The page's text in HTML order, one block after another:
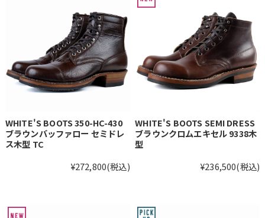
WHITE'S BOOTS 350-HC-430
ブラウンバッファロー セミドレ
ス木型 TC
¥272,800(税込)
WHITE'S BOOTS SEMI DRESS
ブラウンクロムエキセル 9338木
型
¥236,500(税込)